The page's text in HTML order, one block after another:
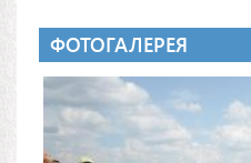
ФОТОГАЛЕРЕЯ